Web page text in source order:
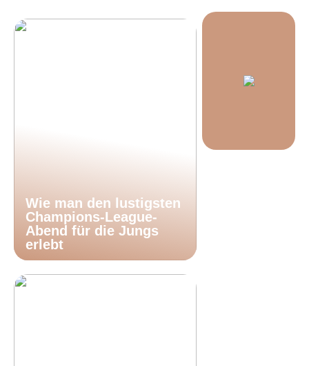
Wie man den lustigsten
Champions-League-
Abend für die Jungs
erlebt